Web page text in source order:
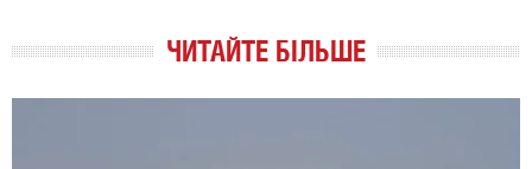
ЧИТАЙТЕ БІЛЬШЕ